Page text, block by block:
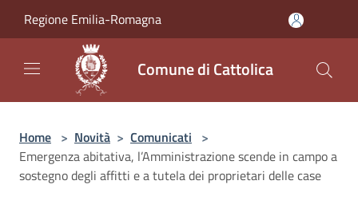
Regione Emilia-Romagna
Comune di Cattolica
Home > Novità > Comunicati >
Emergenza abitativa, l’Amministrazione scende in campo a
sostegno degli affitti e a tutela dei proprietari delle case